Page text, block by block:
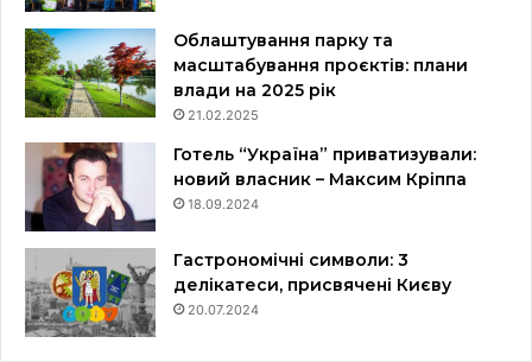
Облаштування парку та
масштабування проєктів: плани
влади на 2025 рік
21.02.2025
Готель “Україна” приватизували:
новий власник – Максим Кріппа
18.09.2024
Гастрономічні символи: 3
делікатеси, присвячені Києву
20.07.2024